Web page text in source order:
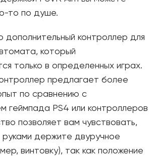
то по душе.
дополнительный контроллер для
который
только в определенных играх.
предлагает более
по сравнению с
геймпада PS4 или контроллеров
позволяет вам чувствовать,
держите двуручное
винтовку), так как положение